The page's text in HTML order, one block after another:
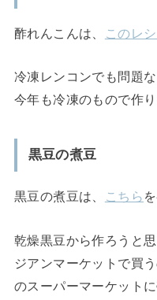
酢れんこんは、 このレ
冷凍レンコンでも問題
今年も冷凍のもので作り
黒豆の煮豆
黒豆の煮豆は、 こちら
乾燥黒豆から作ろうと
ジアンマーケットで買
のスーパーマーケット